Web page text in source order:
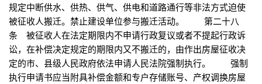
规定中断供水、供热、供气、供电和道路通行等非法方式迫使
被征收人搬迁。禁止建设单位参与搬迁活动。 第二十八
条 被征收人在法定期限内不申请行政复议或者不提起行政诉
讼，在补偿决定规定的期限内又不搬迁的，由作出房屋征收决
定的市、县级人民政府依法申请人民法院强制执行。 强制
执行申请书应当附具补偿金额和专户存储账号、产权调换房屋